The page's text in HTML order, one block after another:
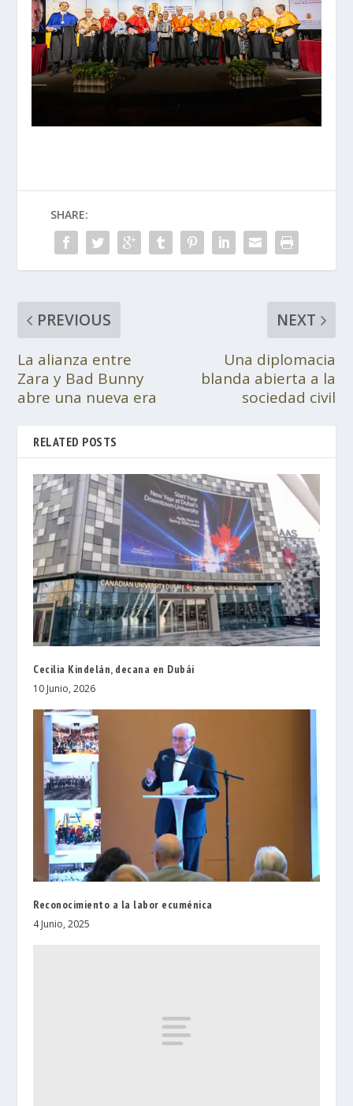
SHARE:
PREVIOUS
La alianza entre
Zara y Bad Bunny
abre una nueva era
NEXT
Una diplomacia
blanda abierta a la
sociedad civil
RELATED POSTS
Cecilia Kindelán, decana en Dubái
10 Junio, 2026
Reconocimiento a la labor ecuménica
4 Junio, 2025